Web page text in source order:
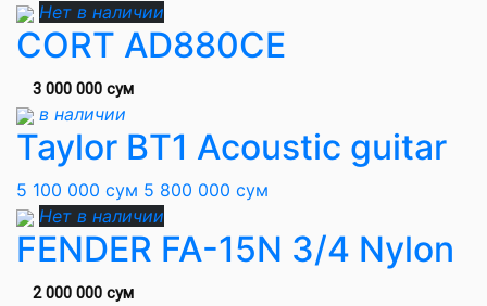
Нет в наличии
CORT AD880CE
3 000 000 сум
в наличии
Taylor BT1 Acoustic guitar
5 100 000 сум 5 800 000 сум
Нет в наличии
FENDER FA-15N 3/4 Nylon
2 000 000 сум